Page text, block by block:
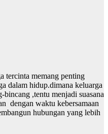
tercinta memang penting
dalam hidup.dimana keluarga
bincang ,tentu menjadi suasana
dengan waktu kebersamaan
hubungan yang lebih